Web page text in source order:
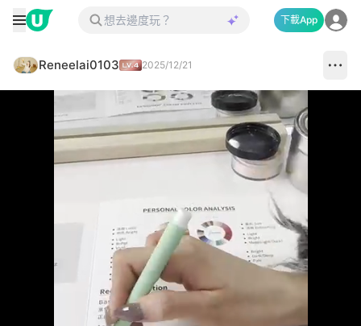
下載App
Reneelai0103 2025/12/21